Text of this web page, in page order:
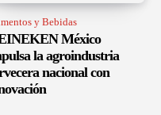
y Bebidas
México
la agroindustria
nacional con